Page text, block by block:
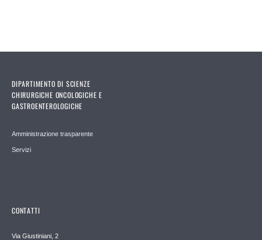
DIPARTIMENTO DI SCIENZE
CHIRURGICHE ONCOLOGICHE E
GASTROENTEROLOGICHE
Amministrazione trasparente
Servizi
CONTATTI
Via Giustiniani, 2